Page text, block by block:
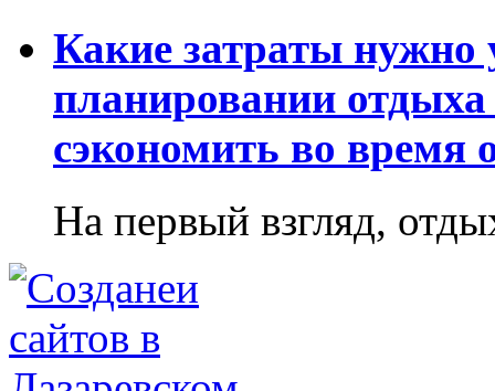
Какие затраты нужно
планировании
сэкономить во время
На первый взгляд,